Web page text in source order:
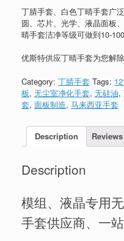
丁腈手套、白色丁晴手套广
圆、芯片、光学、液晶面板
晴手套洁净等级可做到10-
优斯特供应丁晴手套为您解除
Category: 丁腈手套 Tags:
板, 无尘室净化手套, 无硅油,
套, 面板制造, 马来西亚手套
Description
Description
模组、液晶专用
手套供应商、一